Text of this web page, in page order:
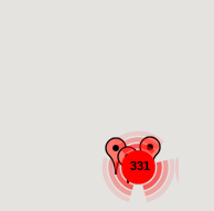
331